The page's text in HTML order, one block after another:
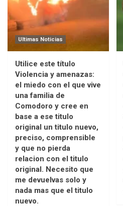
Ultimas Noticias
Utilice este título
Violencia y amenazas:
el miedo con el que vive
una familia de
Comodoro y cree en
base a ese titulo
original un titulo nuevo,
preciso, comprensible
y que no pierda
relacion con el titulo
original. Necesito que
me devuelvas solo y
nada mas que el titulo
nuevo.